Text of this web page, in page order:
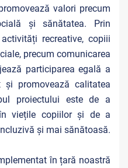
valori precum
și sănătatea. Prin
recreative, copiii
precum comunicarea
participarea egală a
promovează calitatea
proiectului este de a
viețile copiilor și de a
și mai sănătoasă.
în țară noastră